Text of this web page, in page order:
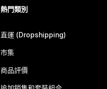
熱門類別
直運 (Dropshipping)
市集
商品評價